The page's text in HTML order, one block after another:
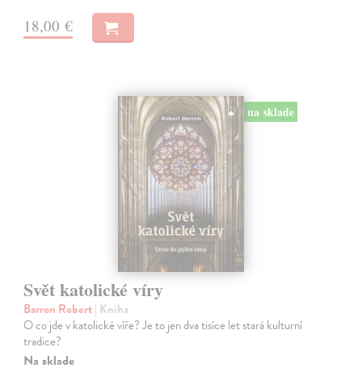
18,00 €
na sklade
Svět katolické víry
Barron Robert| Kniha
O co jde v katolické víře? Je to jen dva tisíce let stará kulturní
tradice?
Na sklade